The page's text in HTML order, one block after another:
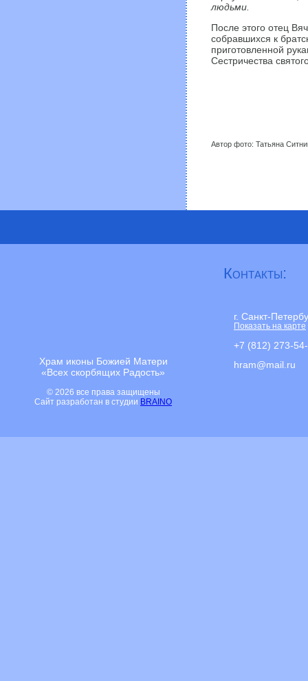
людьми.
После этого отец
собравшихся к
приготовленной
Сестричества
Автор фото: Татьяна
Храм иконы Божией Матери
«Всех скорбящих Радость»
© 2026 все права защищены
Сайт разработан в студии BRAINO
Контакты:
г. Санкт-
Показать на карте
+7 (812) 273-
hram@mail.ru